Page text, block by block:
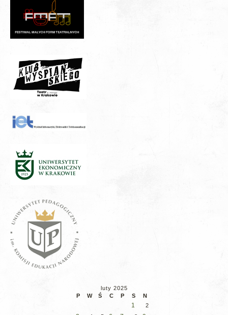
luty 2025
P
W Ś C P S N
1 2